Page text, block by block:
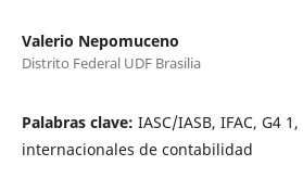
Valerio Nepomuceno
Distrito Federal UDF Brasilia
Palabras clave: IASC/IASB, IFAC, G4
internacionales de contabilidad